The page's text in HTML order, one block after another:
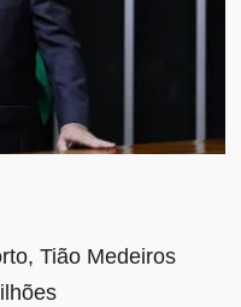
Tião Medeiros